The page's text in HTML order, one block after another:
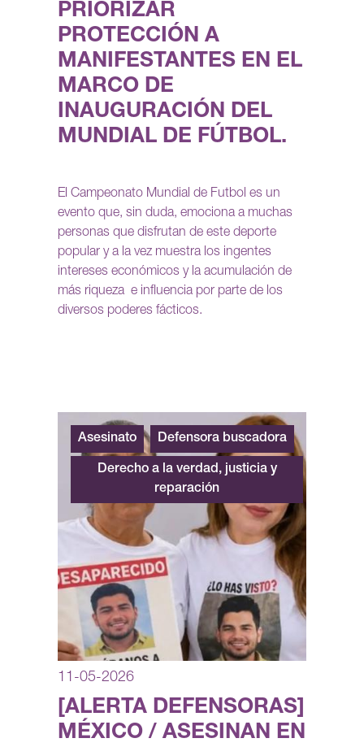
PRIORIZAR
PROTECCIÓN A
MANIFESTANTES EN EL
MARCO DE
INAUGURACIÓN DEL
MUNDIAL DE FÚTBOL.
El Campeonato Mundial de Futbol es un
evento que, sin duda, emociona a muchas
personas que disfrutan de este deporte
popular y a la vez muestra los ingentes
intereses económicos y la acumulación de
más riqueza e influencia por parte de los
diversos poderes fácticos.
Asesinato Defensora buscadora
Derecho a la verdad, justicia y
reparación
11-05-2026
[ALERTA DEFENSORAS]
MÉXICO / ASESINAN EN